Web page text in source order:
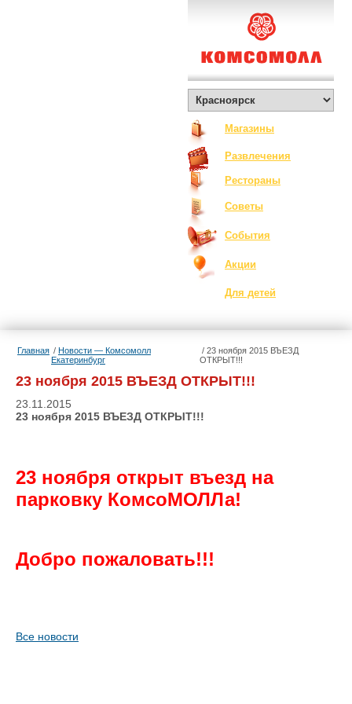
Магазины
Развлечения
Рестораны
Советы
События
Акции
Для детей
Главная
Новости — Комсомолл
Екатеринбург
23 ноября 2015 ВЪЕЗД
ОТКРЫТ!!!
23 ноября 2015 ВЪЕЗД ОТКРЫТ!!!
23.11.2015
23 ноября 2015 ВЪЕЗД ОТКРЫТ!!!
23 ноября открыт въезд на
парковку КомсоМОЛЛа!
Добро пожаловать!!!
Все новости